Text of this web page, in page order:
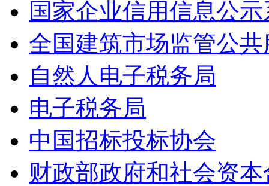
国家企业信用信息公
全国建筑市场监管公
自然人电子税务局
电子税务局
中国招标投标协会
财政部政府和社会资